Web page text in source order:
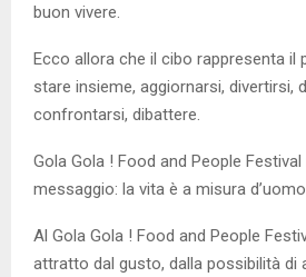
buon vivere.
Ecco allora che il cibo rappresenta il
stare insieme, aggiornarsi, divertirsi,
confrontarsi, dibattere.
Gola Gola ! Food and People
messaggio: la vita è a misura
Al Gola Gola ! Food and People
attratto dal gusto, dalla possibilità di